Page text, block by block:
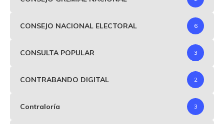
CONSEJO NACIONAL ELECTORAL 6
CONSULTA POPULAR 3
CONTRABANDO DIGITAL 2
Contraloría 3